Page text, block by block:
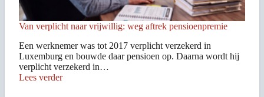
Van verplicht naar vrijwillig: weg aftrek pensioenpremie
Een werknemer was tot 2017 verplicht verzekerd in
Luxemburg en bouwde daar pensioen op. Daarna wordt hij
verplicht verzekerd in…
Lees verder